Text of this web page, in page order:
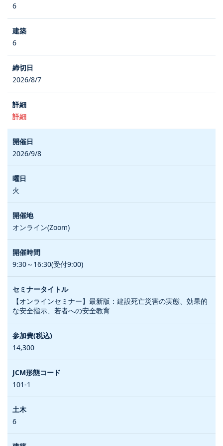
6
6
2026/8/7
詳細
2026/9/8
火
オンライン(Zoom)
9:30～16:30(受付9:00)
【オンラインセミナー】最新版：建設死亡災害の実態、効果的
な安全指示、若者への安全教育
14,300
101-1
6